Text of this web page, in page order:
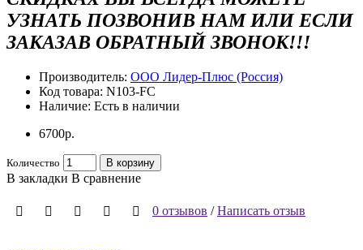
УЗНАТЬ ПОЗВОНИВ НАМ ИЛИ ЕСЛИ
ЗАКАЗАВ ОБРАТНЫЙ ЗВОНОК!!!
Производитель: ООО Лидер-Плюс (Россия)
Код товара: N103-FC
Наличие: Есть в наличии
6700р.
Количество В корзину
В закладки В сравнение
0 отзывов /Написать отзыв